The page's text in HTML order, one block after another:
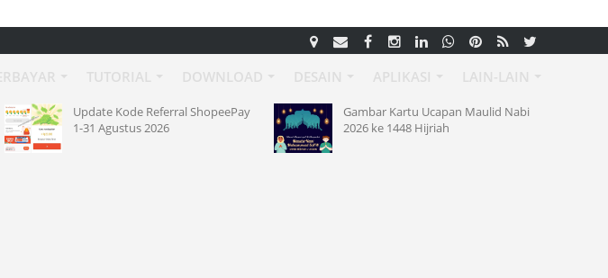
Update Kode Referral ShopeePay
1-31 Agustus 2026
Gambar Kartu Ucapan Maulid Nabi
2026 ke 1448 Hijriah